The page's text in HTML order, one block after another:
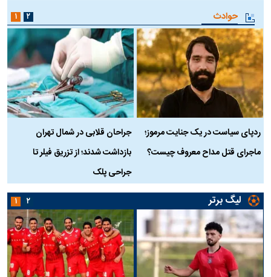
حوادث
ردپای سیاست در یک جنایت مرموز؛
ماجرای قتل مداح معروف چیست؟
جراحان قلابی در شمال تهران
بازداشت شدند؛ از تزریق فیلر تا
جراحی پلک
۱ ۲
لیگ برتر ۱ ۲